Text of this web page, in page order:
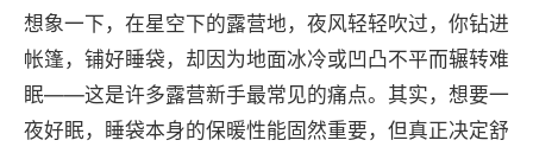
想象一下，在星空下的露营地，夜风轻轻吹过，你钻进
帐篷，铺好睡袋，却因为地面冰冷或凹凸不平而辗转难
眠——这是许多露营新手最常见的痛点。其实，想要一
夜好眠，睡袋本身的保暖性能固然重要，但真正决定舒